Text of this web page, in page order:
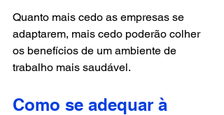
Quanto mais cedo as empresas se
adaptarem, mais cedo poderão colher
os benefícios de um ambiente de
trabalho mais saudável.
Como se adequar à